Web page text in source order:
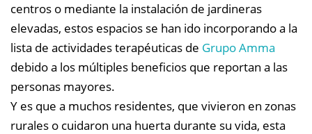
centros o mediante la instalación de jardineras
elevadas, estos espacios se han ido incorporando a la
lista de actividades terapéuticas de Grupo Amma
debido a los múltiples beneficios que reportan a las
personas mayores.
Y es que a muchos residentes, que vivieron en zonas
rurales o cuidaron una huerta durante su vida, esta